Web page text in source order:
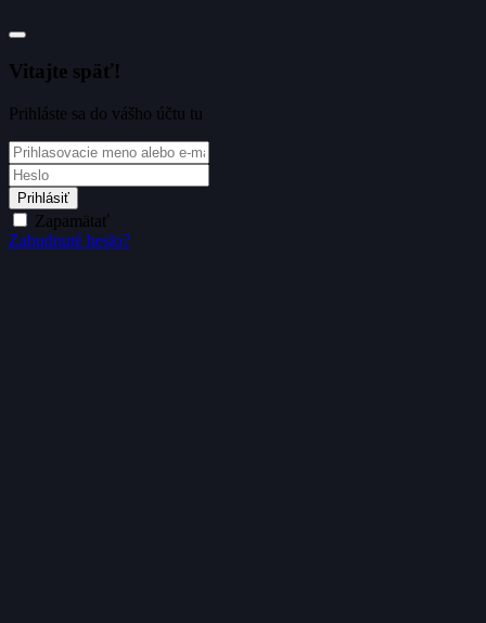
Vitajte späť!
Prihláste sa do vášho účtu tu
Prihlásiť
Zapamätať
Zabudnuté heslo?